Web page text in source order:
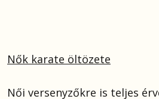
Nők karate öltözete
Női versenyzőkre is teljes